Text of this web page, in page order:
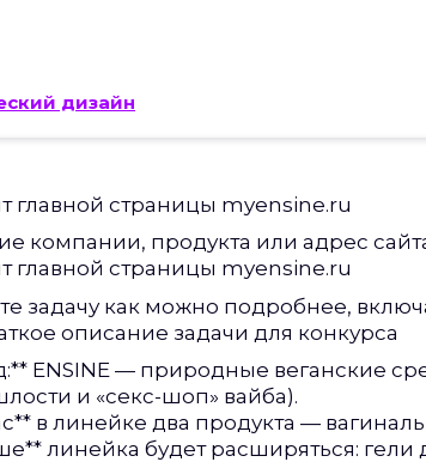
дизайн
главной страницы myensine.ru
компании, продукта или адрес
главной страницы myensine.ru
задачу как можно подробнее,
описание задачи для конкурса
ENSINE — природные веганские
и «секс-шоп» вайба).
в линейке два продукта —
линейка будет расширяться: